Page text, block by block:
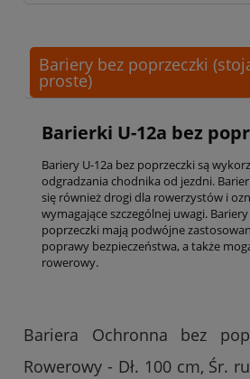
Bariery bez poprzeczki
proste)
Barierki U-12a bez
Bariery U-12a bez poprzeczki są
odgradzania chodnika od jezdni.
się również drogi dla rowerzystów i
wymagające szczególnej uwagi.
poprzeczki mają podwójne
poprawy bezpieczeństwa, a także
rowerowy.
Bariera Ochronna bez
Rowerowy - Dł. 100 cm, Śr.